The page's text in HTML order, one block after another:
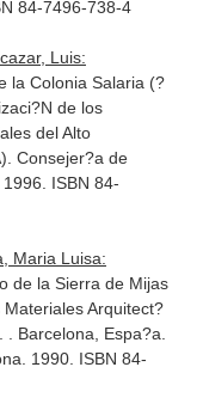
84-7496-738-4
Luis:
la Colonia Salaria (?
de los
del Alto
Consejer?a de
ISBN 84-
Maria Luisa:
de la Sierra de Mijas
Arquitect?
Barcelona, Espa?a.
1990. ISBN 84-